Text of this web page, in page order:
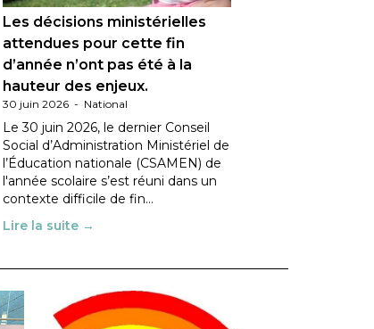
Les décisions ministérielles
attendues pour cette fin
d’année n’ont pas été à la
hauteur des enjeux.
30 juin 2026 - National
Le 30 juin 2026, le dernier Conseil
Social d’Administration Ministériel de
l’Éducation nationale (CSAMEN) de
l'année scolaire s’est réuni dans un
contexte difficile de fin…
Lire la suite →